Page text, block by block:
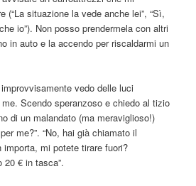
(“La situazione la vede anche lei”, “Sì,
io”). Non posso prendermela con altri
in auto e la accendo per riscaldarmi un
vedo delle luci
Scendo speranzoso e chiedo al tizio
di un malandato (ma meraviglioso!)
me?”. “No, hai già chiamato il
importa, mi potete tirare fuori?
20 € in tasca”.